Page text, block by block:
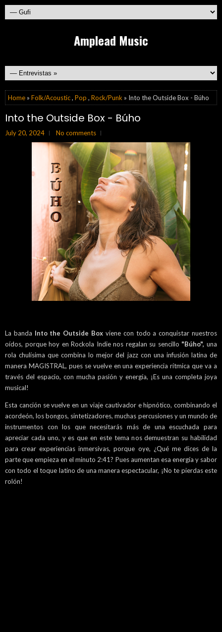
Amplead Music
Home » Folk/Acoustic, Pop , Rock/Punk » Into the Outside Box - Búho
Into the Outside Box - Búho
July 20, 2024 No comments
La banda Into the Outside Box viene con todo a conquistar nuestros
oídos, porque hoy en Rockola Indie nos regalan su sencillo "Búho", una
rola chulísima que combina lo mejor del jazz con una infusión latina de
manera MAGISTRAL, pues se vuelve en una experiencia rítmica que va a
través del espacio, con mucha pasión y energía, ¡Es una completa joya
musical!
Esta canción se vuelve en un viaje cautivador e hipnótico, combinando el
acordeón, los bongos, sintetizadores, muchas percusiones y un mundo de
instrumentos con los que necesitarás más de una escuchada para
apreciar cada uno, y es que en este tema nos demuestran su habilidad
para crear experiencias inmersivas, porque oye, ¿Qué me dices de la
parte que empieza en el minuto 2:41? Pues aumentan esa energía y sabor
con todo el toque latino de una manera espectacular, ¡No te pierdas este
rolón!